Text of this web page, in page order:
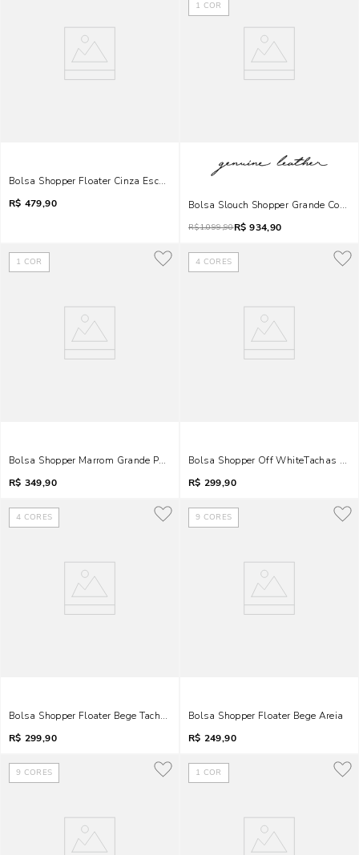
Bolsa Shopper Floater Cinza Escuro Alça De Ombro
R$ 479,90
1 COR
Bolsa Slouch Shopper Grande Com
R$1.099,90R$ 934,90
1 COR
Bolsa Shopper Marrom Grande Pesponto
R$ 349,90
4 CORES
Bolsa Shopper Off WhiteTachas
R$ 299,90
4 CORES
Bolsa Shopper Floater Bege Tachas Alça De Ombro
R$ 299,90
9 CORES
Bolsa Shopper Floater Bege Areia
R$ 249,90
9 CORES 1 COR